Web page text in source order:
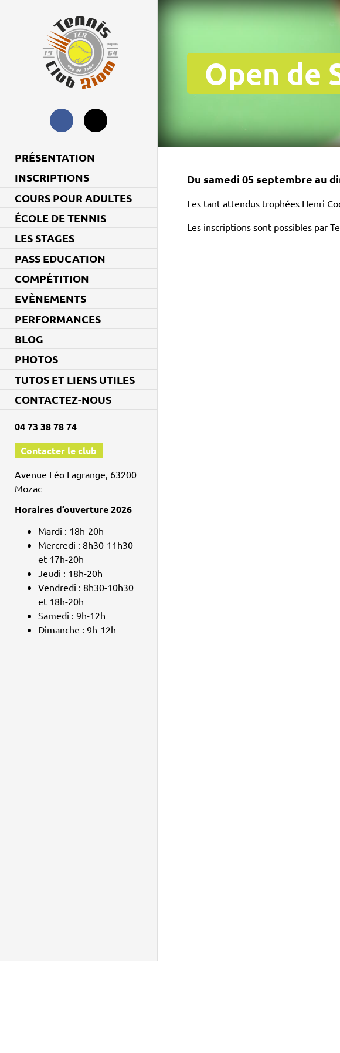
PRÉSENTATION
INSCRIPTIONS
COURS POUR ADULTES
ÉCOLE DE TENNIS
LES STAGES
PASS EDUCATION
COMPÉTITION
EVÈNEMENTS
PERFORMANCES
BLOG
PHOTOS
TUTOS ET LIENS UTILES
CONTACTEZ-NOUS
04 73 38 78 74
Contacter le club
Avenue Léo Lagrange, 63200
Mozac
Horaires d’ouverture 2026
Mardi : 18h-20h
Mercredi : 8h30-11h30
et 17h-20h
Jeudi : 18h-20h
Vendredi : 8h30-10h30
et 18h-20h
Samedi : 9h-12h
Dimanche : 9h-12h
Open de
Du samedi 05 septembre au
Les tant attendus trophées Henri
Les inscriptions sont possibles par